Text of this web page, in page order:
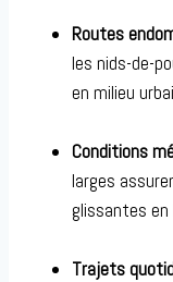
Routes
les nids-de-
en milieu
Conditions
larges
glissantes en
Trajets